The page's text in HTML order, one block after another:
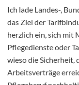
Ich lade Landes-,
das Ziel der
herzlich ein, sich mit
Pflegedienste oder
wieso die Sicherheit,
Arbeitsverträge